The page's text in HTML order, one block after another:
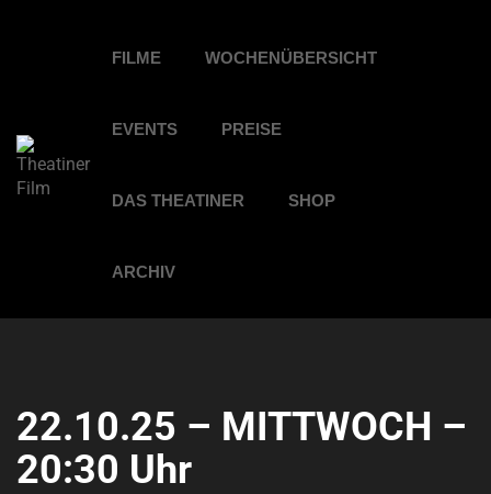
FILME WOCHENÜBERSICHT
EVENTS PREISE
DAS THEATINER SHOP
ARCHIV
22.10.25 – MITTWOCH –
20:30 Uhr